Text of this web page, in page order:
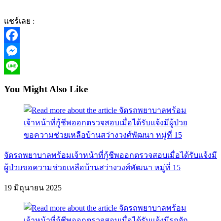
แชร์เลย :
Facebook
Messenger
You Might Also Like
จัดรถพยาบาลพร้อมเจ้าหน้าที่กู้ชีพออกตรวจสอบเมื่อได้รับเเจ้งมี
ผู้ป่วยขอความช่วยเหลือบ้านสว่างวงศ์พัฒนา หมู่ที่ 15
19 มิถุนายน 2025